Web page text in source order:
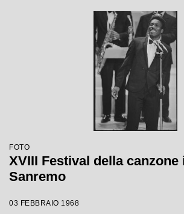
FOTO
XVIII Festival della canzone
Sanremo
03 FEBBRAIO 1968